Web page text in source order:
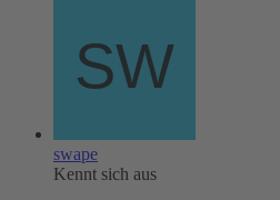
swape
Kennt sich aus